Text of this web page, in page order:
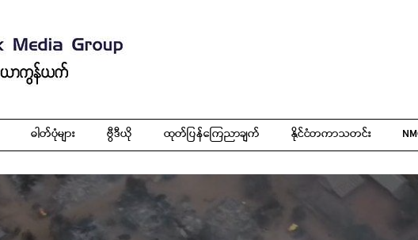
ဓါတ်ပုံများ ဗွီဒီယို ထုတ်ပြန်ကြေညာချက် နိုင်ငံတကာသတင်း